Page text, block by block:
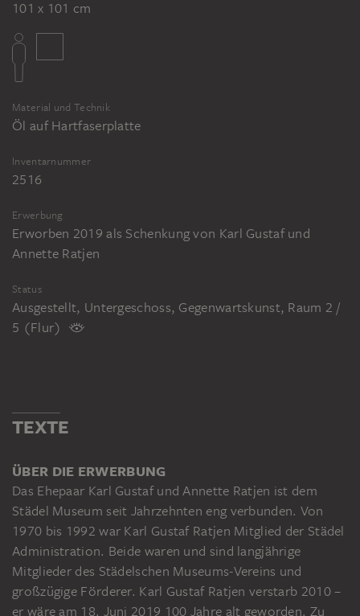
101 x 101 cm
Material und Technik
Öl auf Hartfaserplatte
Inventarnummer
2516
Erwerbung
Erworben 2019 als Schenkung von Karl Gustaf und
Annette Ratjen
Status
Ausgestellt, Untergeschoss, Gegenwartskunst, Raum 2 /
5 (Flur)
TEXTE
ÜBER DIE ERWERBUNG
Das Ehepaar Karl Gustaf und Annette Ratjen ist dem
Städel Museum seit Jahrzehnten eng verbunden. Von
1970 bis 1992 war Karl Gustaf Ratjen Mitglied der Städel
Administration. Beide waren und sind langjährige
Mitglieder des Städelschen Museums-Vereins und
großzügige Förderer. Karl Gustaf Ratjen verstarb 2010 –
er wäre am 18. Juni 2019 100 Jahre alt geworden. Zu